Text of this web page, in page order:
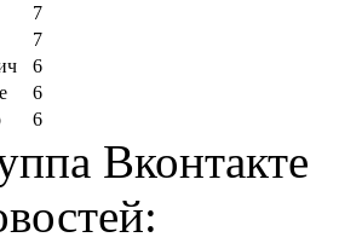
7
7
6
6
6
Вконтакте